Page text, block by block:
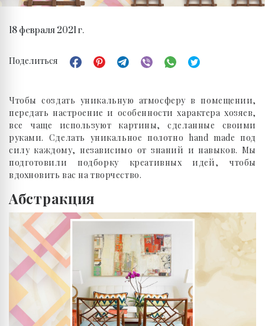
18 февраля 2021 г.
Поделиться
Чтобы создать уникальную атмосферу в помещении,
передать настроение и особенности характера хозяев,
все чаще используют картины, сделанные своими
руками. Сделать уникальное полотно hand made под
силу каждому, независимо от знаний и навыков. Мы
подготовили подборку креативных идей, чтобы
вдохновить вас на творчество.
Абстракция